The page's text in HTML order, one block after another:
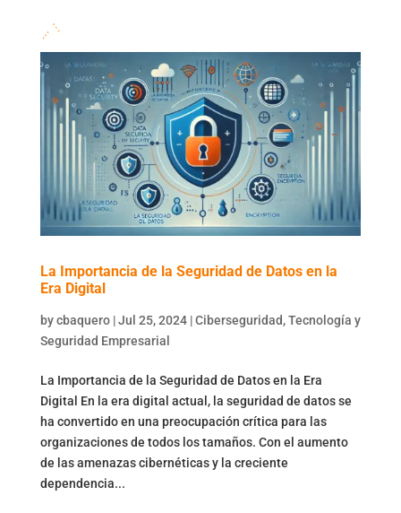
La Importancia de la Seguridad de Datos en la
Era Digital
bycbaquero|Jul 25, 2024|Ciberseguridad,Tecnología y
Seguridad Empresarial
La Importancia de la Seguridad de Datos en la Era
Digital En la era digital actual, la seguridad de datos se
ha convertido en una preocupación crítica para las
organizaciones de todos los tamaños. Con el aumento
de las amenazas cibernéticas y la creciente
dependencia...